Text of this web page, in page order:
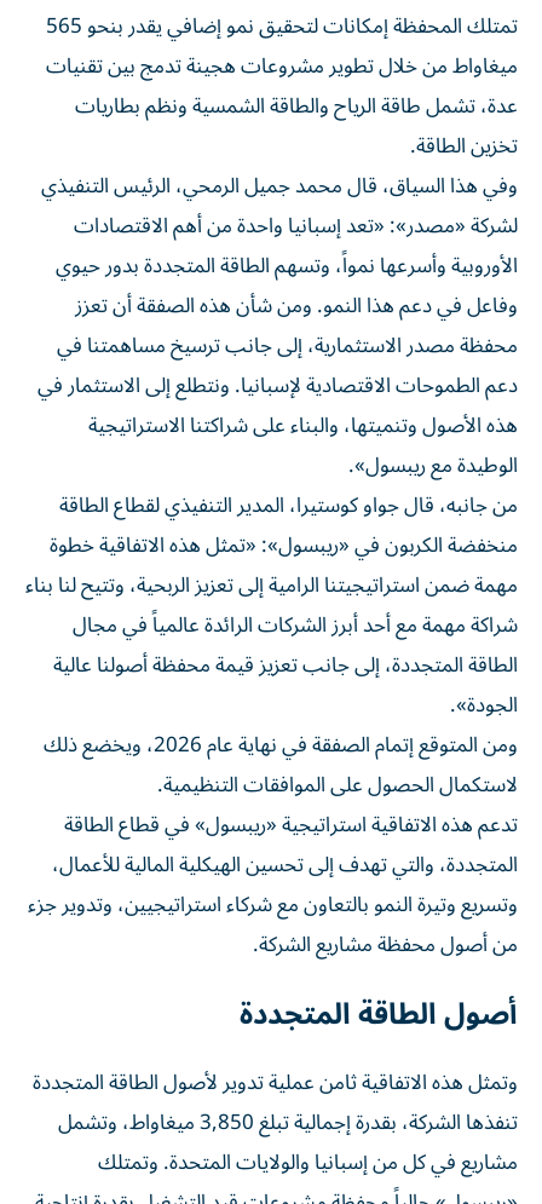
تمتلك المحفظة إمكانات لتحقيق نمو إضافي يقدر بنحو 565
ميغاواط من خلال تطوير مشروعات هجينة تدمج بين تقنيات
عدة، تشمل طاقة الرياح والطاقة الشمسية ونظم بطاريات
تخزين الطاقة.
وفي هذا السياق، قال محمد جميل الرمحي، الرئيس التنفيذي
لشركة «مصدر»: «تعد إسبانيا واحدة من أهم الاقتصادات
الأوروبية وأسرعها نمواً، وتسهم الطاقة المتجددة بدور حيوي
وفاعل في دعم هذا النمو. ومن شأن هذه الصفقة أن تعزز
محفظة مصدر الاستثمارية، إلى جانب ترسيخ مساهمتنا في
دعم الطموحات الاقتصادية لإسبانيا. ونتطلع إلى الاستثمار في
هذه الأصول وتنميتها، والبناء على شراكتنا الاستراتيجية
الوطيدة مع ريبسول».
من جانبه، قال جواو كوستيرا، المدير التنفيذي لقطاع الطاقة
منخفضة الكربون في «ريبسول»: «تمثل هذه الاتفاقية خطوة
مهمة ضمن استراتيجيتنا الرامية إلى تعزيز الربحية، وتتيح لنا بناء
شراكة مهمة مع أحد أبرز الشركات الرائدة عالمياً في مجال
الطاقة المتجددة، إلى جانب تعزيز قيمة محفظة أصولنا عالية
الجودة».
ومن المتوقع إتمام الصفقة في نهاية عام 2026، ويخضع ذلك
لاستكمال الحصول على الموافقات التنظيمية.
تدعم هذه الاتفاقية استراتيجية «ريبسول» في قطاع الطاقة
المتجددة، والتي تهدف إلى تحسين الهيكلية المالية للأعمال،
وتسريع وتيرة النمو بالتعاون مع شركاء استراتيجيين، وتدوير جزء
من أصول محفظة مشاريع الشركة.
أصول الطاقة المتجددة
وتمثل هذه الاتفاقية ثامن عملية تدوير لأصول الطاقة المتجددة
تنفذها الشركة، بقدرة إجمالية تبلغ 3,850 ميغاواط، وتشمل
مشاريع في كل من إسبانيا والولايات المتحدة. وتمتلك